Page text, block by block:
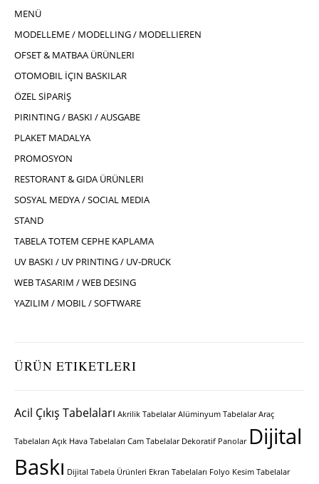
MENÜ
MODELLEME / MODELLING / MODELLIEREN
OFSET & MATBAA ÜRÜNLERI
OTOMOBIL İÇIN BASKILAR
ÖZEL SİPARİŞ
PIRINTING / BASKI / AUSGABE
PLAKET MADALYA
PROMOSYON
RESTORANT & GIDA ÜRÜNLERI
SOSYAL MEDYA / SOCIAL MEDIA
STAND
TABELA TOTEM CEPHE KAPLAMA
UV BASKI / UV PRINTING / UV-DRUCK
WEB TASARIM / WEB DESING
YAZILIM / MOBIL / SOFTWARE
ÜRÜN ETIKETLERI
Acil Çıkış Tabelaları Akrilik Tabelalar Alüminyum Tabelalar Araç
Tabelaları Açık Hava Tabelaları Cam Tabelalar Dekoratif Panolar Dijital
Baskı Dijital Tabela Ürünleri Ekran Tabelaları Folyo Kesim Tabelalar